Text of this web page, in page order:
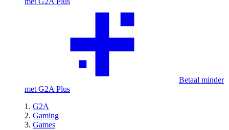
Betaal minder
met G2A Plus
G2A
Gaming
Games